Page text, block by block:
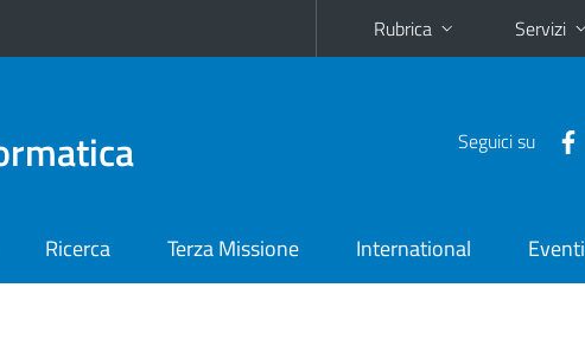
Rubrica Servizi
Seguici su
Ricerca Terza Missione International Eventi